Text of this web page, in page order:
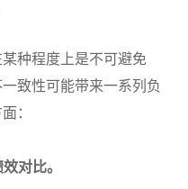
种程度上是不可避免
致性可能带来一系列负
：
对比。